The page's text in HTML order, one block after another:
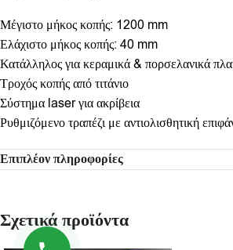
Μέγιστο μήκος κοπής: 1200 mm
Ελάχιστο μήκος κοπής: 40 mm
Κατάλληλος για κεραμικά & πορσελανικά
Τροχός κοπής από τιτάνιο
Σύστημα laser για ακρίβεια
Ρυθμιζόμενο τραπέζι με αντιολισθητική
Επιπλέον πληροφορίες
Σχετικά προϊόντα